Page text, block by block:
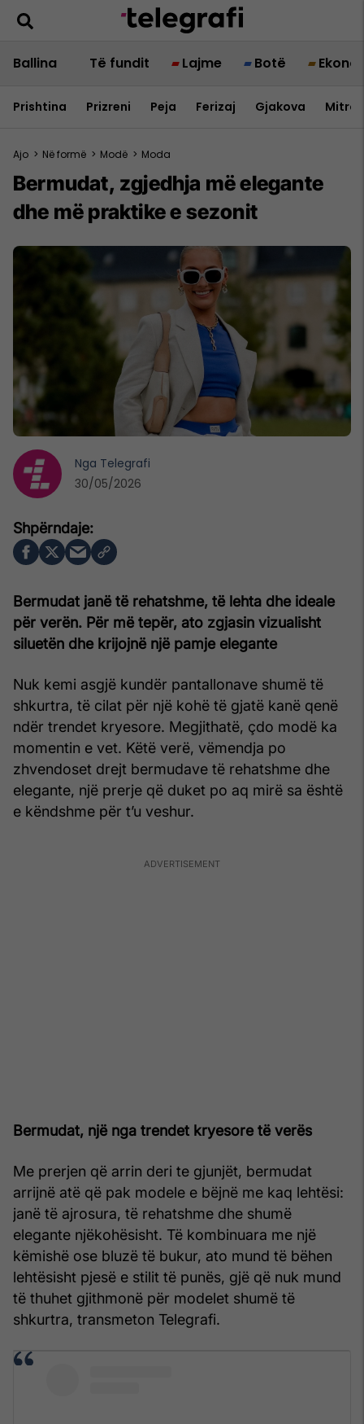
Ballina Të fundit Lajme Botë
Prishtina Prizreni Peja Ferizaj Gjakova
Ajo > Në formë > Modë > Moda
Bermudat, zgjedhja më elegante
dhe më praktike e sezonit
Bermudat janë të rehatshme, të lehta dhe ideale
për verën. Për më tepër, ato zgjasin vizualisht
siluetën dhe krijojnë një pamje elegante
Nuk kemi asgjë kundër pantallonave shumë të
shkurtra, të cilat për një kohë të gjatë kanë qenë
ndër trendet kryesore. Megjithatë, çdo modë ka
momentin e vet. Këtë verë, vëmendja po
zhvendoset drejt bermudave të rehatshme dhe
elegante, një prerje që duket po aq mirë sa është
e këndshme për t’u veshur.
Bermudat, një nga trendet kryesore të verës
Me prerjen që arrin deri te gjunjët, bermudat
arrijnë atë që pak modele e bëjnë me kaq lehtësi:
janë të ajrosura, të rehatshme dhe shumë
elegante njëkohësisht. Të kombinuara me një
këmishë ose bluzë të bukur, ato mund të bëhen
lehtësisht pjesë e stilit të punës, gjë që nuk mund
të thuhet gjithmonë për modelet shumë të
shkurtra, transmeton Telegrafi.
Nga Telegrafi
30/05/2026